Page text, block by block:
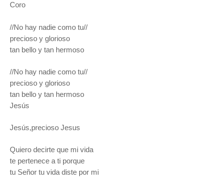
Coro
//No hay nadie como tu//
precioso y glorioso
tan bello y tan hermoso
//No hay nadie como tu//
precioso y glorioso
tan bello y tan hermoso
Jesús
Jesús,precioso Jesus
Quiero decirte que mi vida
te pertenece a ti porque
tu Señor tu vida diste por mi